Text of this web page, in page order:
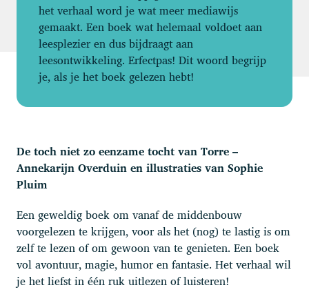
het verhaal word je wat meer mediawijs
gemaakt. Een boek wat helemaal voldoet aan
leesplezier en dus bijdraagt aan
leesontwikkeling. Erfectpas! Dit woord begrijp
je, als je het boek gelezen hebt!
De toch niet zo eenzame tocht van Torre –
Annekarijn Overduin en illustraties van Sophie
Pluim
Een geweldig boek om vanaf de middenbouw
voorgelezen te krijgen, voor als het (nog) te lastig is om
zelf te lezen of om gewoon van te genieten. Een boek
vol avontuur, magie, humor en fantasie. Het verhaal wil
je het liefst in één ruk uitlezen of luisteren!